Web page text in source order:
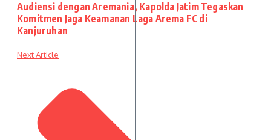
Audiensi dengan Aremania, Kapolda Jatim Tegaskan
Komitmen Jaga Keamanan Laga Arema FC di
Kanjuruhan
Next Article